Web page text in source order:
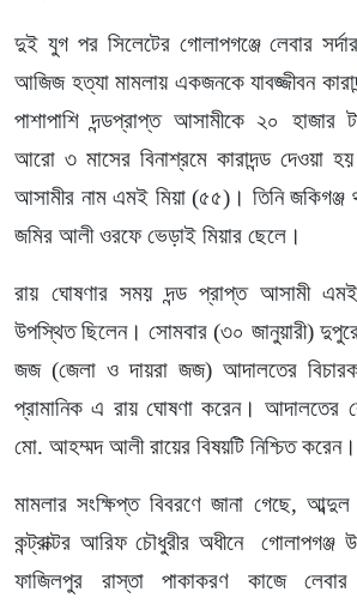
দুই যুগ পর সিলেটের গোলাপগঞ্জে লেবার
আজিজ হত্যা মামলায় একজনকে যাবজ্জীবন
পাশাপাশি দন্ডপ্রাপ্ত আসামীকে ২০ হাজার
আরো ৩ মাসের বিনাশ্রমে কারাদন্ড দেওয়া
আসামীর নাম এমই মিয়া (৫৫)। তিনি জকিগঞ্জ
জমির আলী ওরফে ভেড়াই মিয়ার ছেলে।
রায় ঘোষণার সময় দন্ড প্রাপ্ত আসামী
উপস্থিত ছিলেন। সোমবার (৩০ জানুয়ারী) দুপুরে
জজ (জেলা ও দায়রা জজ) আদালতের
প্রামানিক এ রায় ঘোষণা করেন। আদালতের
মো. আহম্মদ আলী রায়ের বিষয়টি নিশ্চিত করেন।
মামলার সংক্ষিপ্ত বিবরণে জানা গেছে,
কন্ট্রাক্টর আরিফ চৌধুরীর অধীনে গোলাপগঞ্জ
ফাজিলপুর রাস্তা পাকাকরণ কাজে